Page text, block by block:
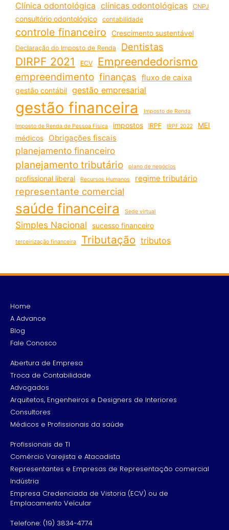
Clínica odontológica clínicas odontológicas CNPJ
consultório odontológico contabilidade
controle financeiro Crescimento sustentável
Declaração do Imposto de Renda Dentistas
DIRPF 2021 ECV Empreendedorismo
empreendimento finanças fluxo de caixa
gestão contábil gestão empresarial
gestão financeira Imposto de Renda
Imposto de Renda de Pessoa Física impostos IRPF IRPF 2022
MEI
médicos
Obrigações fiscais
planejamento financeiro
planejamento tributário plano de negócios
profissional liberal Recursos Humanos regime tributário
representante comercial
saúde financeira Sede virtual
Simples Nacional sucesso financeiro
terceirização financeira Tributação tributos
Home
A Advance
Blog
Fale Conosco
Abertura de Empresa
Troca de Contabilidade
Advogados
Arquitetos, Engenheiros e Designers de Interiores
Consultores
Médicos e Profissionais da saúde
Profissionais de TI
Comércio Varejista e Atacadista
Representantes e Empresas de Representação comercial
Indústria
Empresa Credenciada de Vistoria (ECV) ou de
Emplacamento Veícular
Telefone: (19) 3834-4774